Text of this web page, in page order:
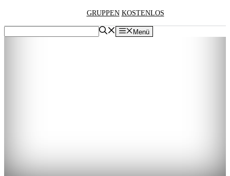
GRUPPEN KOSTENLOS
Menü